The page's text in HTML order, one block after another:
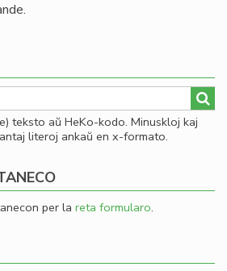
teksto aŭ HeKo-kodo. Minuskloj kaj
literoj ankaŭ en x-formato.
per la reta formularo.